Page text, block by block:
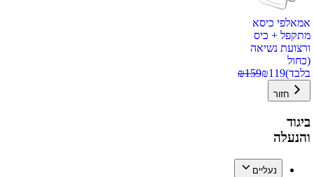
אמאלפי כיסא
מתקפל + כיס
ורצועת נשיאה
(כחול
בלבד)
₪119
₪159
חזור
ביגוד
והנעלה
נעליים